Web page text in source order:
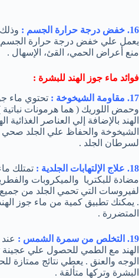
16. خفض درجة حرارة الجسم :
وذلك
يعمل علي خفض درجة حرارة الجسم
منع أعراض الحمي، القئ، الإسهال .
فوائد ماء جوز الهند للبشرة :
17. مقاومة الشيخوخة :
تحتوي ماء
وحمض اللوريك ( هما هرمونات
الهند بالإضافة إلي العناصر الغذائية
الشيخوخة والحفاظ علي الجلد صحي
لسرطان الجلد .
18. علاج الإلتهابات الجلدية :
تمتلك
مضادة للبكتريا والميكروبات
لفيروسات التي تحمي الجلد من جميع
. يمكنك تطبيق كمية من ماء جوز
المتضررة .
19. التخلص من سمرة الشمس :
الهند مع الطمي للحصول علي
الوجه والعنق . يعطي نتائج ممتازة
البشرة وتركها متألقة .